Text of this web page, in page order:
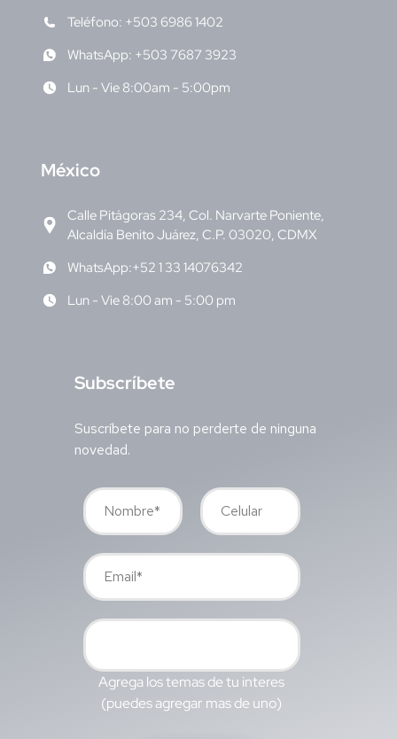
Teléfono: +503 6986 1402
WhatsApp: +503 7687 3923
Lun - Vie 8:00am - 5:00pm
México
Calle Pitágoras 234, Col. Narvarte Poniente,
Alcaldía Benito Juárez, C.P. 03020, CDMX
WhatsApp:+52 1 33 14076342
Lun - Vie 8:00 am - 5:00 pm
Subscríbete
Suscríbete para no perderte de ninguna
novedad.
Agrega los temas de tu interes
(puedes agregar mas de uno)